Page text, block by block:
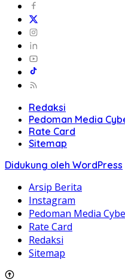
Redaksi
Pedoman Media
Rate Card
Sitemap
Didukung oleh WordPress
Arsip Berita
Instagram
Pedoman Media
Rate Card
Redaksi
Sitemap